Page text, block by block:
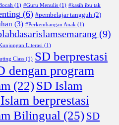
(1) #Guru Menulis (1) #kasih ibu tak
(6) #pembelajar tangguh (2)
(3) #Perkembangan Anak (1)
(9)
Literasi (1)
Class (1) SD berprestasi
dengan program
(22)SD Islam
berprestasi
Bilingual (25) SD